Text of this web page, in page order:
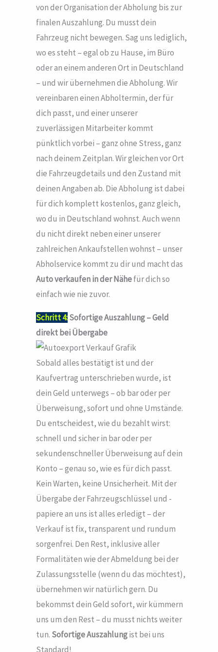
von der Organisation der Abholung bis zur
finalen Auszahlung. Du musst dein
Fahrzeug nicht bewegen. Sag uns lediglich,
wo es steht – egal ob zu Hause, im Büro
oder an einem anderen Ort in Deutschland
– und wir übernehmen die Abholung. Wir
vereinbaren einen Abholtermin, der für
dich passt, und einer unserer
zuverlässigen Mitarbeiter kommt
pünktlich vorbei – ganz ohne Stress, ganz
nach deinem Zeitplan. Wir gleichen vor Ort
die Fahrzeugdetails und den Zustand mit
deinen Angaben ab. Die Abholung ist dabei
für dich komplett kostenlos, ganz gleich,
wo du in Deutschland wohnst. Auch wenn
du nicht direkt neben einer unserer
zahlreichen Ankaufstellen wohnst – unser
Abholservice kommt zu dir und macht das
Auto verkaufen in der Nähefür dich so
einfach wie nie zuvor.
Schritt 4:Sofortige Auszahlung – Geld
direkt bei Übergabe
Sobald alles bestätigt ist und der
Kaufvertrag unterschrieben wurde, ist
dein Geld unterwegs – ob bar oder per
Überweisung, sofort und ohne Umstände.
Du entscheidest, wie du bezahlt wirst:
schnell und sicher in bar oder per
sekundenschneller Überweisung auf dein
Konto – genau so, wie es für dich passt.
Kein Warten, keine Unsicherheit. Mit der
Übergabe der Fahrzeugschlüssel und -
papiere an uns ist alles erledigt – der
Verkauf ist fix, transparent und rundum
sorgenfrei. Den Rest, inklusive aller
Formalitäten wie der Abmeldung bei der
Zulassungsstelle (wenn du das möchtest),
übernehmen wir natürlich gern. Du
bekommst dein Geld sofort, wir kümmern
uns um den Rest – du musst nichts weiter
tun. Sofortige Auszahlungist bei uns
Standard!